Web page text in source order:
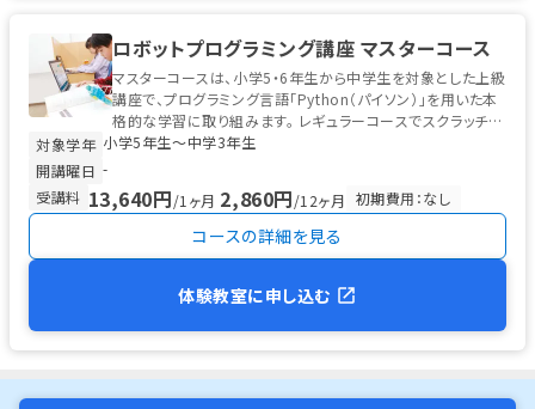
ロボットプログラミング講座 マスターコース
マスターコースは、小学5・6年生から中学生を対象とした上級
講座で、プログラミング言語「Python（パイソン）」を用いた本
格的な学習に取り組みます。 レギュラーコースでスクラッチ型
プログラ...
対象学年 小学5年生〜中学3年生
開講曜日 -
受講料 13,640円/1ヶ月 2,860円/12ヶ月 初期費用：なし
コースの詳細を見る
体験教室に申し込む